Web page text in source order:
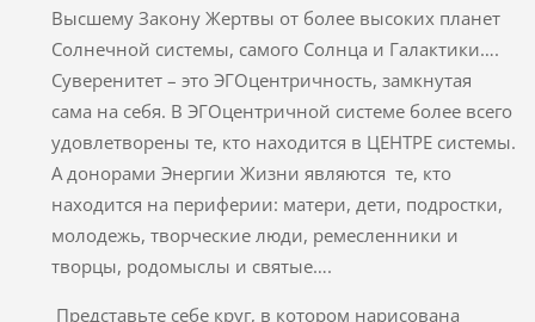
Высшему Закону Жертвы от более высоких планет
Солнечной системы, самого Солнца и Галактики….
Суверенитет – это ЭГОцентричность, замкнутая
сама на себя. В ЭГОцентричной системе более всего
удовлетворены те, кто находится в ЦЕНТРЕ системы.
А донорами Энергии Жизни являются те, кто
находится на периферии: матери, дети, подростки,
молодежь, творческие люди, ремесленники и
творцы, родомыслы и святые….
Представьте себе круг, в котором нарисована